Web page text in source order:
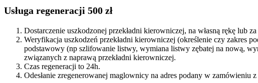
Usługa regeneracji 500 zł
Dostarczenie uszkodzonej przekładni kierowniczej, na własną rękę lub
Weryfikacja uszkodzeń przekładni kierowniczej (określenie czy zakres
podstawowy (np szlifowanie listwy, wymiana listwy zębatej na nową,
związanych z naprawą przekładni kierowniczej.
Czas regeneracji to 24h.
Odesłanie zregenerowanej maglownicy na adres podany w zamówieniu